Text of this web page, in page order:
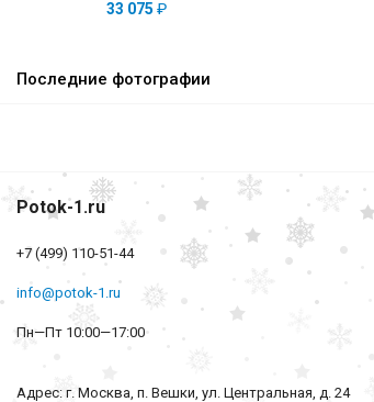
33 075 ₽
Последние фотографии
Potok-1.ru
+7 (499) 110-51-44
info@potok-1.ru
Пн—Пт 10:00—17:00
Адрес: г. Москва, п. Вешки, ул. Центральная, д. 24